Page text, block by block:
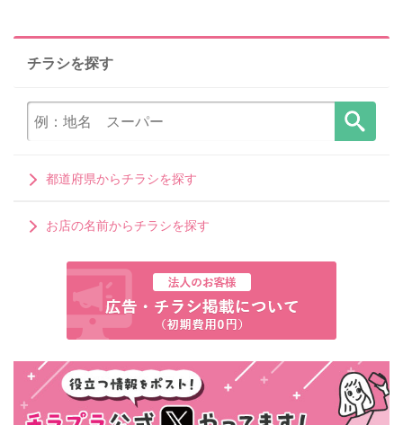
チラシを探す
都道府県からチラシを探す
お店の名前からチラシを探す